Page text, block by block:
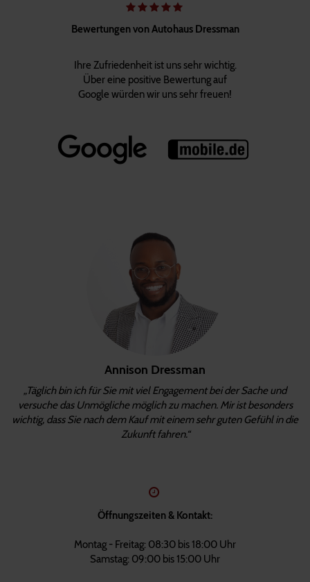
Bewertungen von Autohaus Dressman
Ihre Zufriedenheit ist uns sehr wichtig.
Über eine positive Bewertung auf
Google würden wir uns sehr freuen!
Annison Dressman
„Täglich bin ich für Sie mit viel Engagement bei der Sache und
versuche das Unmögliche möglich zu machen. Mir ist besonders
wichtig, dass Sie nach dem Kauf mit einem sehr guten Gefühl in die
Zukunft fahren.“
Öffnungszeiten & Kontakt:
Montag - Freitag: 08:30 bis 18:00 Uhr
Samstag: 09:00 bis 15:00 Uhr